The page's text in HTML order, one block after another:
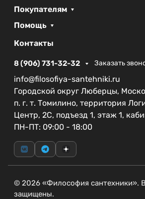
Гарантия на резинотехнические
составляет один год, в то время
срок на весь смеситель равен
надёжность продукции CEZARES.
Ширина:4.2 см
Глубина:21 см
Высота:30.4 см
Смеситель CEZARES STYLUS-LC-
акцентом вашей ванной
Покупателям
Помощь
Контакты
8 (906) 731-32-32 Заказать
info@filosofiya-santehniki.ru
Городской округ Люберцы,
п. г. т. Томилино, территория
Центр, 2С, подъезд 1, этаж 1,
ПН-ПТ: 09:00 - 18:00
© 2026 «Философия сантехники».
защищены.